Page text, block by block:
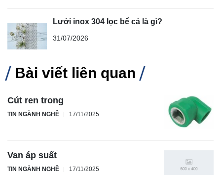
Lưới inox 304 lọc bể cá là gì?
31/07/2026
Bài viết liên quan
Cút ren trong
TIN NGÀNH NGHỀ 17/11/2025
Van áp suất
TIN NGÀNH NGHỀ 17/11/2025